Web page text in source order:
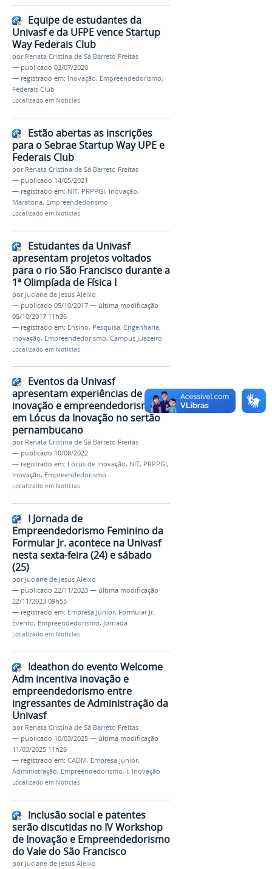
Equipe de estudantes da
Univasf e da UFPE vence Startup
Way Federais Club
por Renata Cristina de Sá Barreto Freitas
— publicado 03/07/2020
— registrado em: Inovação, Empreendedorismo,
Federais Club
Localizado em Notícias
Estão abertas as inscrições
para o Sebrae Startup Way UPE e
Federais Club
por Renata Cristina de Sá Barreto Freitas
— publicado 14/05/2021
— registrado em: NIT, PRPPGI, Inovação,
Maratona, Empreendedorismo
Localizado em Notícias
Estudantes da Univasf
apresentam projetos voltados
para o rio São Francisco durante a
1ª Olimpíada de Física I
por Juciane de Jesus Aleixo
— publicado 05/10/2017 — última modificação
05/10/2017 11h36
— registrado em: Ensino, Pesquisa, Engenharia,
Inovação, Empreendedorismo, Campus Juazeiro
Localizado em Notícias
Eventos da Univasf
apresentam experiências de
inovação e empreendedorismo
em Lócus da Inovação no sertão
pernambucano
por Renata Cristina de Sá Barreto Freitas
— publicado 10/08/2022
— registrado em: Lócus de Inovação, NIT, PRPPGI,
Inovação, Empreendedorismo
Localizado em Notícias
I Jornada de
Empreendedorismo Feminino da
Formular Jr. acontece na Univasf
nesta sexta-feira (24) e sábado
(25)
por Juciane de Jesus Aleixo
— publicado 22/11/2023 — última modificação
22/11/2023 09h55
— registrado em: Empresa Júnior, Formular Jr,
Evento, Empreendedorismo, Jornada
Localizado em Notícias
Ideathon do evento Welcome
Adm incentiva inovação e
empreendedorismo entre
ingressantes de Administração da
Univasf
por Renata Cristina de Sá Barreto Freitas
— publicado 10/03/2025 — última modificação
11/03/2025 11h26
— registrado em: CADM, Empresa Júnior,
Administração, Empreendedorismo, I, Inovação
Localizado em Notícias
Inclusão social e patentes
serão discutidas no IV Workshop
de Inovação e Empreendedorismo
do Vale do São Francisco
por Juciane de Jesus Aleixo